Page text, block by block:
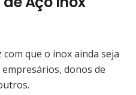
que o inox ainda seja
donos de